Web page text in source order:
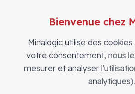
Bienvenue chez
Minalogic utilise des
votre consentement, nous
mesurer et analyser
analytiques).